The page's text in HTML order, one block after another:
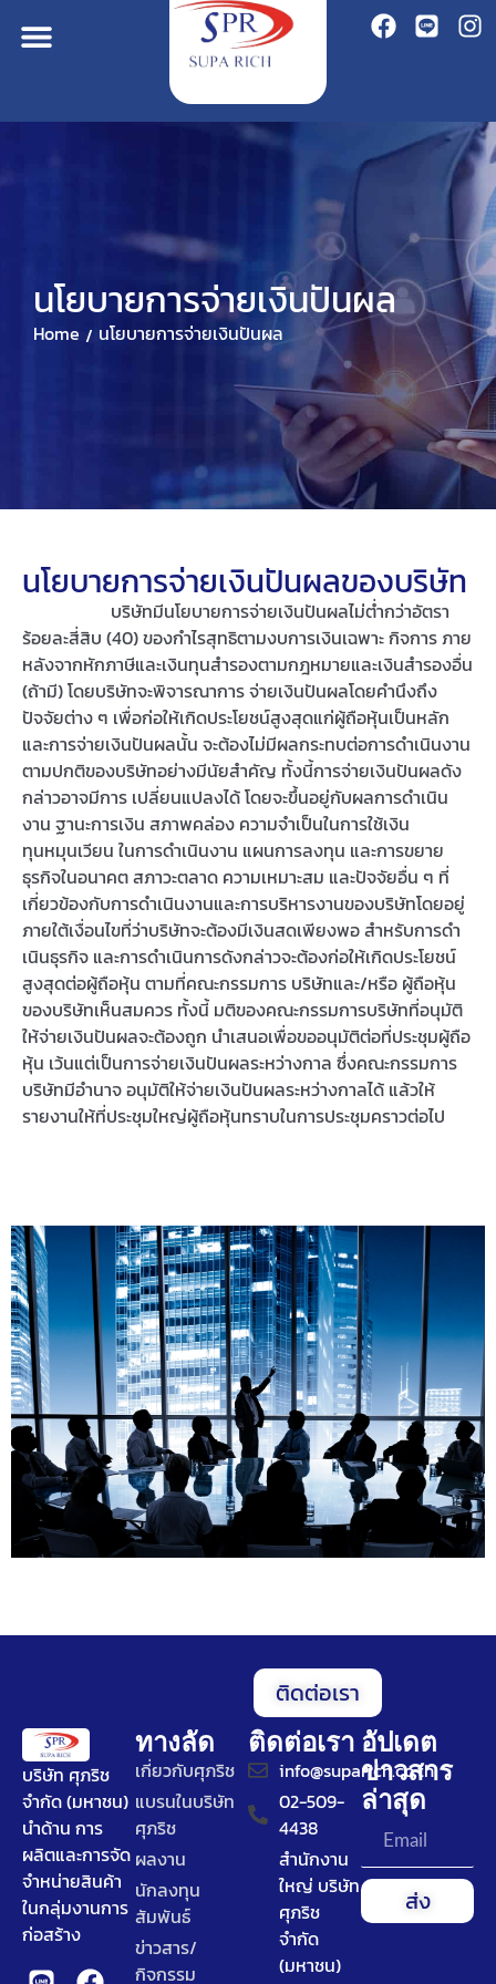
นโยบายการจ่ายเงินปันผล
Home / นโยบายการจ่ายเงินปันผล
นโยบายการจ่ายเงินปันผลของบริษัท
บริษัทมีนโยบายการจ่ายเงินปันผลไม่ต่ำกว่าอัตรา
ร้อยละสี่สิบ (40) ของกําไรสุทธิตามงบการเงินเฉพาะ กิจการ ภาย
หลังจากหักภาษีและเงินทุนสํารองตามกฎหมายและเงินสํารองอื่น
(ถ้ามี) โดยบริษัทจะพิจารณาการ จ่ายเงินปันผลโดยคํานึงถึง
ปัจจัยต่าง ๆ เพื่อก่อให้เกิดประโยชน์สูงสุดแก่ผู้ถือหุ้นเป็นหลัก
และการจ่ายเงินปันผลนั้น จะต้องไม่มีผลกระทบต่อการดําเนินงาน
ตามปกติของบริษัทอย่างมีนัยสําคัญ ทั้งนี้การจ่ายเงินปันผลดัง
กล่าวอาจมีการ เปลี่ยนแปลงได้ โดยจะขึ้นอยู่กับผลการดําเนิน
งาน ฐานะการเงิน สภาพคล่อง ความจําเป็นในการใช้เงิน
ทุนหมุนเวียน ในการดําเนินงาน แผนการลงทุน และการขยาย
ธุรกิจในอนาคต สภาวะตลาด ความเหมาะสม และปัจจัยอื่น ๆ ที่
เกี่ยวข้องกับการดําเนินงานและการบริหารงานของบริษัทโดยอยู่
ภายใต้เงื่อนไขที่ว่าบริษัทจะต้องมีเงินสดเพียงพอ สําหรับการดํา
เนินธุรกิจ และการดําเนินการดังกล่าวจะต้องก่อให้เกิดประโยชน์
สูงสุดต่อผู้ถือหุ้น ตามที่คณะกรรมการ บริษัทและ/หรือ ผู้ถือหุ้น
ของบริษัทเห็นสมควร ทั้งนี้ มติของคณะกรรมการบริษัทที่อนุมัติ
ให้จ่ายเงินปันผลจะต้องถูก นําเสนอเพื่อขออนุมัติต่อที่ประชุมผู้ถือ
หุ้น เว้นแต่เป็นการจ่ายเงินปันผลระหว่างกาล ซึ่งคณะกรรมการ
บริษัทมีอํานาจ อนุมัติให้จ่ายเงินปันผลระหว่างกาลได้ แล้วให้
รายงานให้ที่ประชุมใหญ่ผู้ถือหุ้นทราบในการประชุมคราวต่อไป
ติดต่อเรา
บริษัท ศุภริช
จำกัด (มหาชน)
นำด้าน การ
ผลิตและการจัด
จำหน่ายสินค้า
ในกลุ่มงานการ
ก่อสร้าง
ทางลัด
เกี่ยวกับศุภริช
แบรนในบริษัท
ศุภริช
ผลงาน
นักลงทุน
สัมพันธ์
ข่าวสาร/
กิจกรรม
ติดต่อเรา
info@suparich.co.th
02-509-
4438
สำนักงาน
ใหญ่ บริษัท
ศุภริช
จำกัด
(มหาชน)
อัปเดต
ข่าวสาร
ล่าสุด
ส่ง